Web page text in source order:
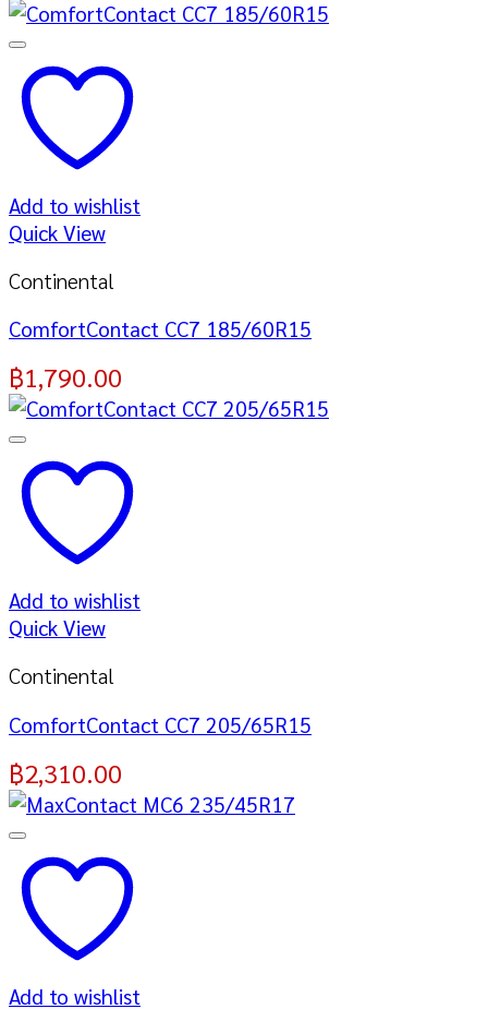
Add to wishlist
Quick View
Continental
ComfortContact CC7 185/60R15
฿1,790.00
Add to wishlist
Quick View
Continental
ComfortContact CC7 205/65R15
฿2,310.00
Add to wishlist